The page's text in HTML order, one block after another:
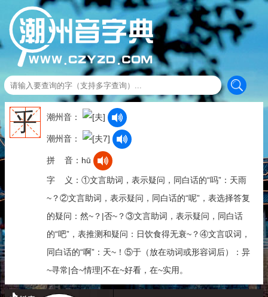
乎 潮州音：
潮州音：
拼 音：hū
字 义：①文言助词，表示疑问，同白话的“吗”：天雨
~？②文言助词，表示疑问，同白话的“呢”，表选择答复
的疑问：然~？|否~？③文言助词，表示疑问，同白话
的“吧”，表推测和疑问：日饮食得无衰~？④文言叹词，
同白话的“啊”：天~！⑤于（放在动词或形容词后）：异
~寻常|合~情理|不在~好看，在~实用。